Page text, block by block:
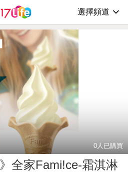
選擇頻道
0人已購買
全家Fami!ce-霜淇淋